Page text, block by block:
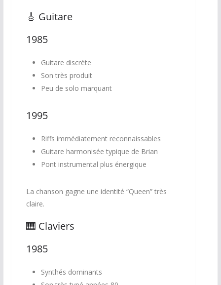
🎸 Guitare
1985
Guitare discrète
Son très produit
Peu de solo marquant
1995
Riffs immédiatement reconnaissables
Guitare harmonisée typique de Brian
Pont instrumental plus énergique
La chanson gagne une identité “Queen” très
claire.
🎹 Claviers
1985
Synthés dominants